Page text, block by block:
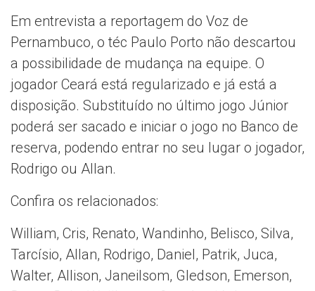
Em entrevista a reportagem do Voz de
Pernambuco, o téc Paulo Porto não descartou
a possibilidade de mudança na equipe. O
jogador Ceará está regularizado e já está a
disposição. Substituído no último jogo Júnior
poderá ser sacado e iniciar o jogo no Banco de
reserva, podendo entrar no seu lugar o jogador,
Rodrigo ou Allan.
Confira os relacionados:
William, Cris, Renato, Wandinho, Belisco, Silva,
Tarcísio, Allan, Rodrigo, Daniel, Patrik, Juca,
Walter, Allison, Janeilsom, Gledson, Emerson,